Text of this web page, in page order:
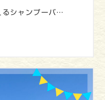
シャンプーバ…